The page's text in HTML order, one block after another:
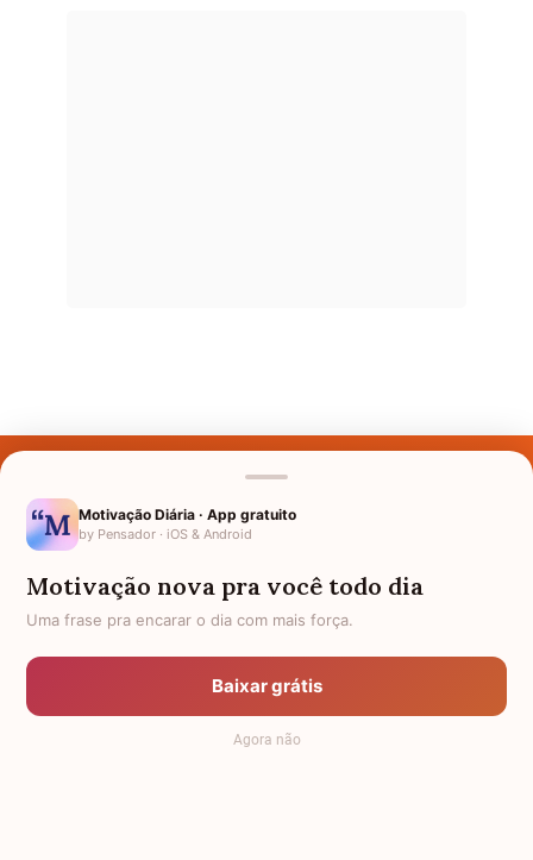
Nomes pelo Mundo
Política de Privacidade
Anuncie
Termos de Uso
Motivação Diária · App gratuito
by Pensador · iOS & Android
Motivação nova pra você todo dia
Uma frase pra encarar o dia com mais força.
Baixar grátis
Agora não